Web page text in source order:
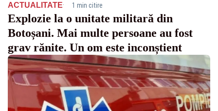
ACTUALITATE· 1 min citire
Explozie la o unitate militară din
Botoșani. Mai multe persoane au fost
grav rănite. Un om este inconștient